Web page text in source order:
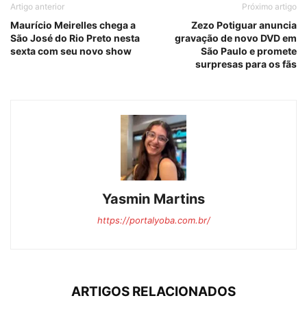
Artigo anterior
Maurício Meirelles chega a
São José do Rio Preto nesta
sexta com seu novo show
Próximo artigo
Zezo Potiguar anuncia
gravação de novo DVD em
São Paulo e promete
surpresas para os fãs
Yasmin Martins
https://portalyoba.com.br/
ARTIGOS RELACIONADOS